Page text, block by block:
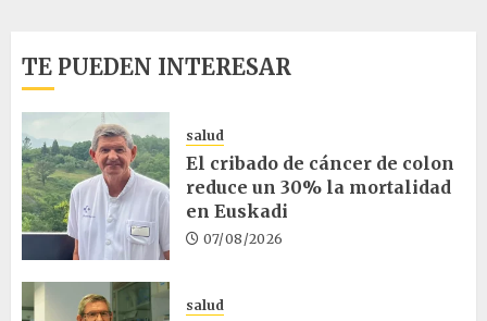
TE PUEDEN INTERESAR
salud
El cribado de cáncer de colon
reduce un 30% la mortalidad
en Euskadi
07/08/2026
salud